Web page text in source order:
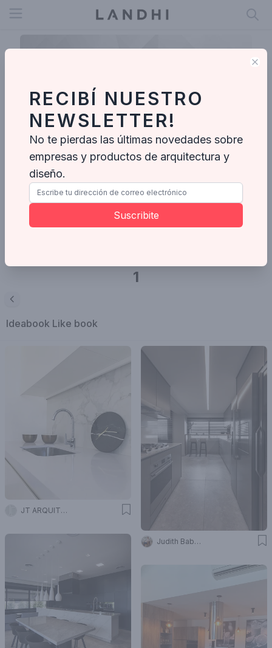
Open menu
Patricia
1
Ideabook Like book
JT ARQUITECTURA
Judith Babour
RECIBÍ NUESTRO
NEWSLETTER!
No te pierdas las últimas novedades sobre
empresas y productos de arquitectura y
diseño.
Suscribite